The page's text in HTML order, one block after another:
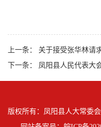
上一条： 关于接受张华林请
下一条： 凤阳县人民代表大
版权所有：凤阳县人大常委